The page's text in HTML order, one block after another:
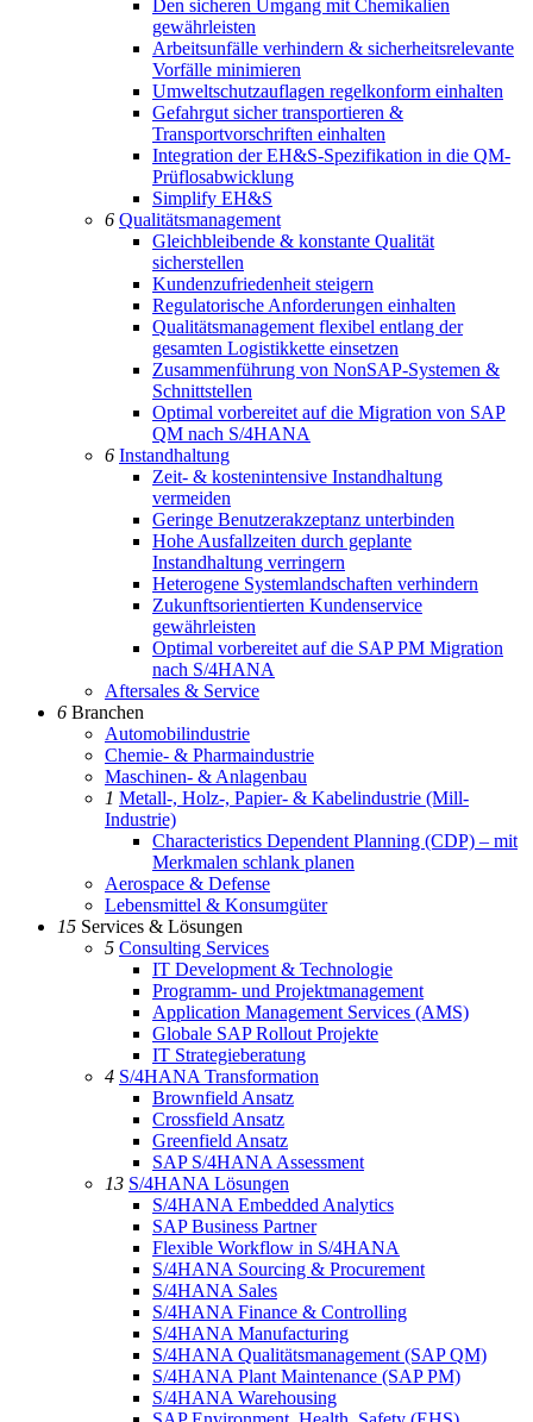
Den sicheren Umgang mit Chemikalien
gewährleisten
Arbeitsunfälle verhindern & sicherheitsrelevante
Vorfälle minimieren
Umweltschutzauflagen regelkonform einhalten
Gefahrgut sicher transportieren &
Transportvorschriften einhalten
Integration der EH&S-Spezifikation in die QM-
Prüflosabwicklung
Simplify EH&S
6 Qualitätsmanagement
Gleichbleibende & konstante Qualität
sicherstellen
Kundenzufriedenheit steigern
Regulatorische Anforderungen einhalten
Qualitätsmanagement flexibel entlang der
gesamten Logistikkette einsetzen
Zusammenführung von NonSAP-Systemen &
Schnittstellen
Optimal vorbereitet auf die Migration von SAP
QM nach S/4HANA
6 Instandhaltung
Zeit- & kostenintensive Instandhaltung
vermeiden
Geringe Benutzerakzeptanz unterbinden
Hohe Ausfallzeiten durch geplante
Instandhaltung verringern
Heterogene Systemlandschaften verhindern
Zukunftsorientierten Kundenservice
gewährleisten
Optimal vorbereitet auf die SAP PM Migration
nach S/4HANA
Aftersales & Service
6 Branchen
Automobilindustrie
Chemie- & Pharmaindustrie
Maschinen- & Anlagenbau
1 Metall-, Holz-, Papier- & Kabelindustrie (Mill-
Industrie)
Characteristics Dependent Planning (CDP) – mit
Merkmalen schlank planen
Aerospace & Defense
Lebensmittel & Konsumgüter
15 Services & Lösungen
5 Consulting Services
IT Development & Technologie
Programm- und Projektmanagement
Application Management Services (AMS)
Globale SAP Rollout Projekte
IT Strategieberatung
4 S/4HANA Transformation
Brownfield Ansatz
Crossfield Ansatz
Greenfield Ansatz
SAP S/4HANA Assessment
13 S/4HANA Lösungen
S/4HANA Embedded Analytics
SAP Business Partner
Flexible Workflow in S/4HANA
S/4HANA Sourcing & Procurement
S/4HANA Sales
S/4HANA Finance & Controlling
S/4HANA Manufacturing
S/4HANA Qualitätsmanagement (SAP QM)
S/4HANA Plant Maintenance (SAP PM)
S/4HANA Warehousing